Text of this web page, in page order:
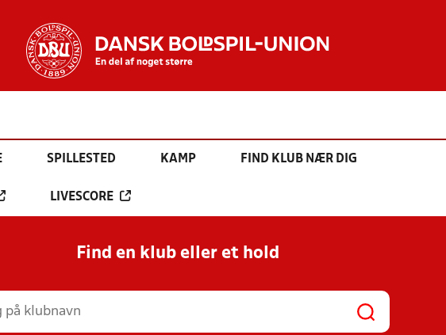
SPILLESTED KAMP FIND KLUB NÆR DIG
LIVESCORE
Find en klub eller et hold